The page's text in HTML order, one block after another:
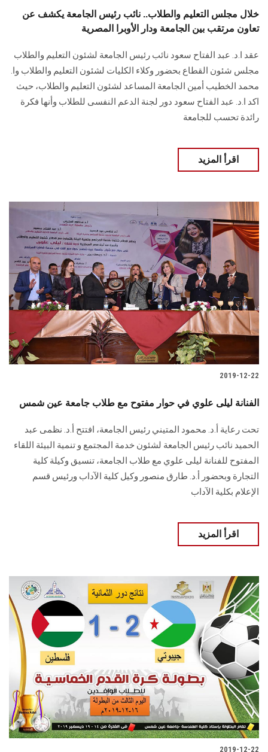
خلال مجلس التعليم والطلاب.. نائب رئيس الجامعة يكشف عن
تعاون مرتقب بين الجامعة ودار الأوبرا المصرية
عقد ا.د. عبد الفتاح سعود نائب رئيس الجامعة لشئون التعليم والطلاب
مجلس شئون القطاع بحضور وكلاء الكليات لشئون التعليم والطلاب وا.
محمد الخطيب أمين الجامعة المساعد لشئون التعليم والطلاب، حيث
اكد ا.د. عبد الفتاح سعود دور لجنة الدعم النفسى للطلاب وأنها فكرة
رائدة تحسب للجامعة
اقرأ المزيد
2019-12-22
الفنانة ليلى علوي في حوار مفتوح مع طلاب جامعة عين شمس
تحت رعاية أ.د. محمود المتيني رئيس الجامعة، افتتح أ.د. نظمى عبد
الحميد نائب رئيس الجامعة لشئون خدمة المجتمع و تنمية البيئة اللقاء
المفتوح للفنانة ليلى علوي مع طلاب الجامعة، تنسيق وكيلة كلية
التجارة وبحضور أ.د. طارق منصور وكيل كلية الآداب ورئيس قسم
الإعلام بكلية الآداب
اقرأ المزيد
2019-12-22